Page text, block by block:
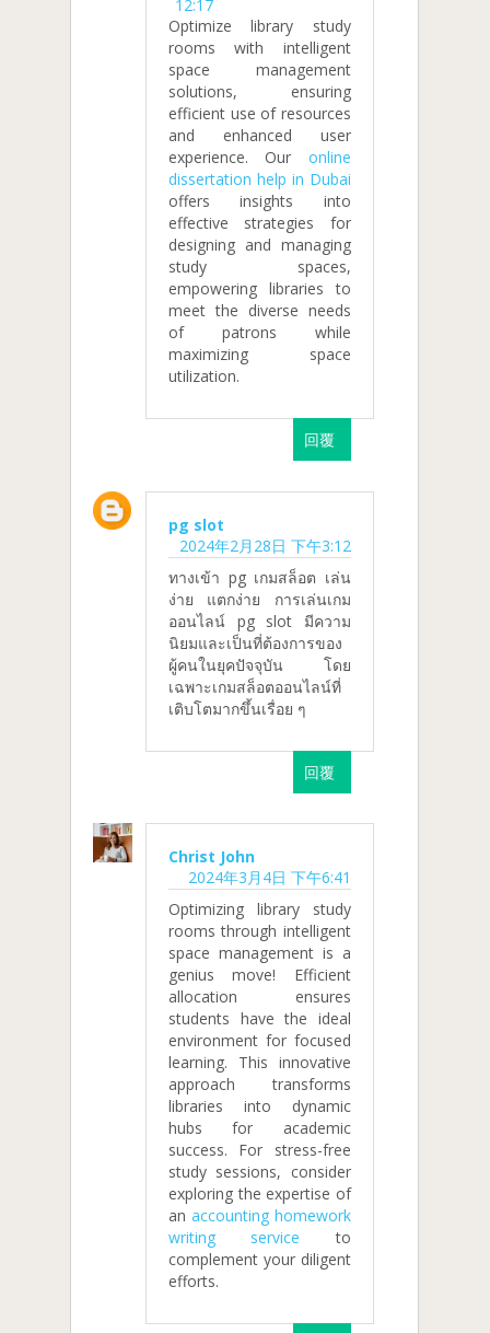
12:17
Optimize library study
rooms with intelligent
space management
solutions, ensuring
efficient use of resources
and enhanced user
experience. Our online
dissertation help in Dubai
offers insights into
effective strategies for
designing and managing
study spaces,
empowering libraries to
meet the diverse needs
of patrons while
maximizing space
utilization.
回覆
pg slot
2024年2月28日 下午3:12
ทางเข้า pg เกมสล็อต เล่น
ง่าย แตกง่าย การเล่นเกม
ออนไลน์ pg slot มีความ
นิยมและเป็นที่ต้องการของ
ผู้คนในยุคปัจจุบัน โดย
เฉพาะเกมสล็อตออนไลน์ที่
เติบโตมากขึ้นเรื่อย ๆ
回覆
Christ John
2024年3月4日 下午6:41
Optimizing library study
rooms through intelligent
space management is a
genius move! Efficient
allocation ensures
students have the ideal
environment for focused
learning. This innovative
approach transforms
libraries into dynamic
hubs for academic
success. For stress-free
study sessions, consider
exploring the expertise of
an accounting homework
writing service to
complement your diligent
efforts.